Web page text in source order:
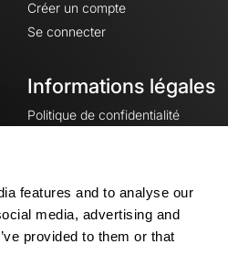
features and to analyse our
media, advertising and
provided to them or that
Créer un compte
Se connecter
Informations légales
Politique de confidentialité
Mentions légales
Paramètres des cookies